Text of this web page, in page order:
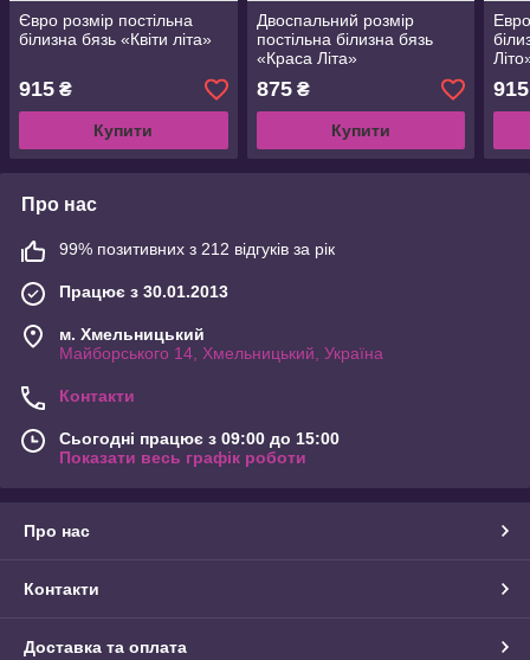
Євро розмір постільна
білизна бязь «Квіти літа»
915 ₴
Купити
Двоспальний розмір
постільна білизна бязь
«Краса Літа»
875₴
Купити
915
Про нас
99% позитивних з 212 відгуків за рік
Працює з 30.01.2013
м. Хмельницький
Майборського 14, Хмельницький, Україна
Контакти
Сьогодні працює з 09:00 до 15:00
Показати весь графік роботи
Про нас
Контакти
Доставка та оплата